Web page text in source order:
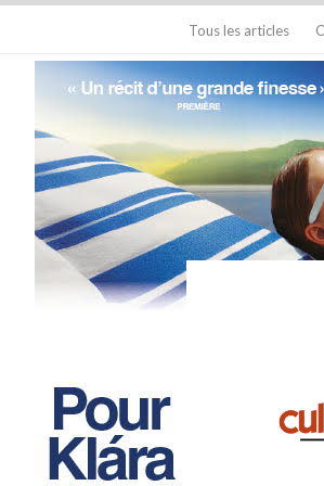
Tous les articles